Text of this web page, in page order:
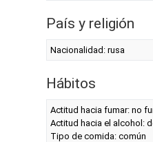
País y religión
Nacionalidad: rusa
Hábitos
Actitud hacia fumar: no
Actitud hacia el alcohol:
Tipo de comida: común